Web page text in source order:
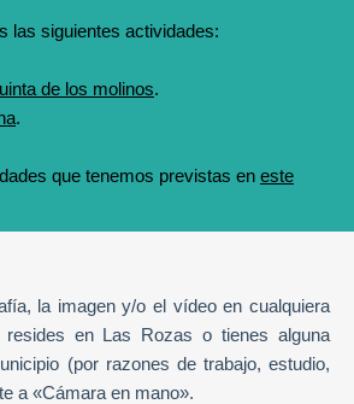
las siguientes actividades:
de los molinos.
.
que tenemos previstas en este
la imagen y/o el vídeo en cualquiera
en Las Rozas o tienes alguna
(por razones de trabajo, estudio,
a «Cámara en mano».